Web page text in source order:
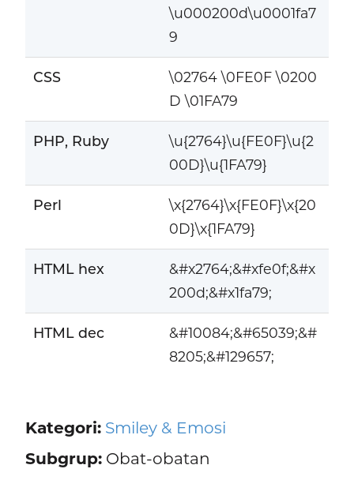
\u000200d\u0001fa7
9
CSS
\02764 \0FE0F \0200
D \01FA79
PHP, Ruby
\u{2764}\u{FE0F}\u{2
00D}\u{1FA79}
Perl
\x{2764}\x{FE0F}\x{20
0D}\x{1FA79}
HTML hex
&#x2764;&#xfe0f;&#x
200d;&#x1fa79;
HTML dec
&#10084;&#65039;&#
8205;&#129657;
Kategori: Smiley & Emosi
Subgrup:Obat-obatan